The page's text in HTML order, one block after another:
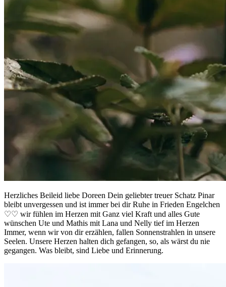
Herzliches Beileid liebe Doreen Dein geliebter treuer Schatz Pinar
bleibt unvergessen und ist immer bei dir Ruhe in Frieden Engelchen
♡♡ wir fühlen im Herzen mit Ganz viel Kraft und alles Gute
wünschen Ute und Mathis mit Lana und Nelly tief im Herzen
Immer, wenn wir von dir erzählen, fallen Sonnenstrahlen in unsere
Seelen. Unsere Herzen halten dich gefangen, so, als wärst du nie
gegangen. Was bleibt, sind Liebe und Erinnerung.